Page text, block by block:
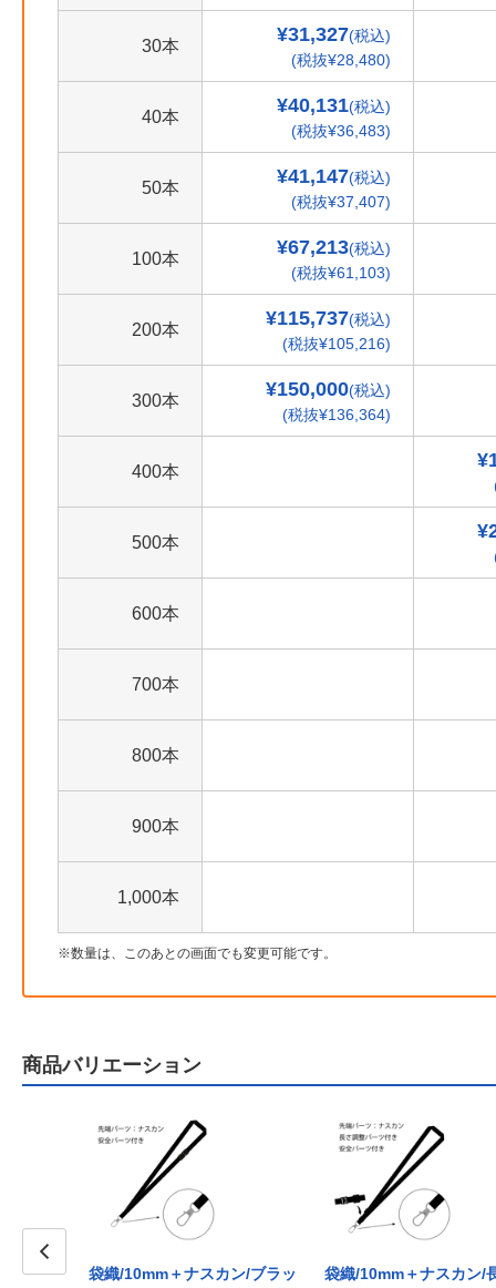
30本
¥31,327(税込)
(税抜¥28,480)
40本
¥40,131(税込)
(税抜¥36,483)
50本
¥41,147(税込)
(税抜¥37,407)
100本
¥67,213(税込)
(税抜¥61,103)
200本
¥115,737(税込)
(税抜¥105,216)
300本
¥150,000(税込)
(税抜¥136,364)
400本
500本
600本
700本
800本
900本
1,000本
数量は、このあとの画面でも変更可能です。
商品バリエーション
袋織/10mm＋ナスカン/ブラッ
袋織/10mm＋ナスカン/